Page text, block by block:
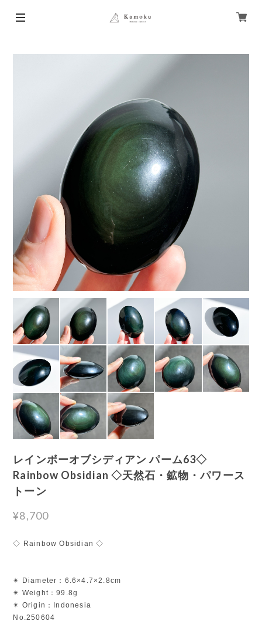
レインボーオブシディアン パーム63◇
Rainbow Obsidian ◇天然石・鉱物・パワース
トーン
¥8,700
◇ Rainbow Obsidian ◇
✴︎ Diameter：6.6×4.7×2.8cm
✴︎ Weight：99.8g
✴︎ Origin：Indonesia
No.250604